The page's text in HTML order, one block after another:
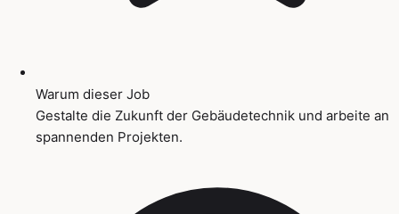
Warum dieser Job
Gestalte die Zukunft der Gebäudetechnik und arbeite an
spannenden Projekten.